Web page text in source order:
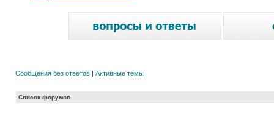
Сообщения без ответов | Активные темы
Список форумов